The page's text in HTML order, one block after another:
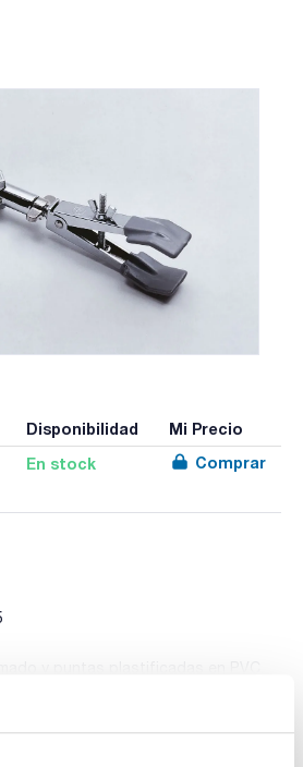
Disponibilidad Mi Precio
En stock Comprar